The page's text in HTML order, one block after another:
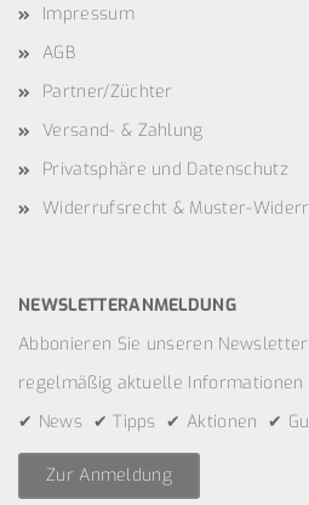
Impressum
AGB
Partner/Züchter
Versand- & Zahlung
Privatsphäre und Datenschutz
Widerrufsrecht & Muster-
NEWSLETTERANMELDUNG
Abbonieren Sie unseren
regelmäßig aktuelle Informationen
✔ News ✔ Tipps ✔ Aktionen ✔
Zur Anmeldung